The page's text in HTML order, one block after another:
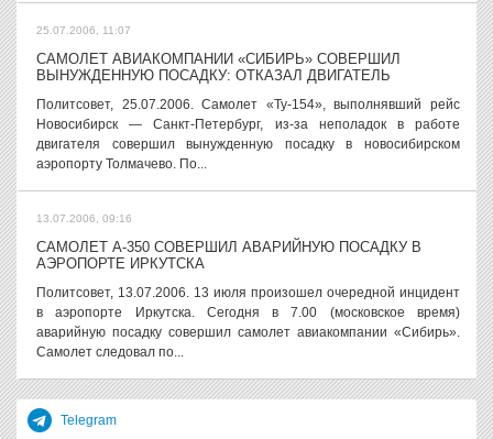
25.07.2006, 11:07
САМОЛЕТ АВИАКОМПАНИИ «СИБИРЬ» СОВЕРШИЛ
ВЫНУЖДЕННУЮ ПОСАДКУ: ОТКАЗАЛ ДВИГАТЕЛЬ
Политсовет, 25.07.2006. Самолет «Ту-154», выполнявший рейс
Новосибирск — Санкт-Петербург, из-за неполадок в работе
двигателя совершил вынужденную посадку в новосибирском
аэропорту Толмачево. По...
13.07.2006, 09:16
САМОЛЕТ А-350 СОВЕРШИЛ АВАРИЙНУЮ ПОСАДКУ В
АЭРОПОРТЕ ИРКУТСКА
Политсовет, 13.07.2006. 13 июля произошел очередной инцидент
в аэропорте Иркутска. Сегодня в 7.00 (московское время)
аварийную посадку совершил самолет авиакомпании «Сибирь».
Самолет следовал по...
Telegram